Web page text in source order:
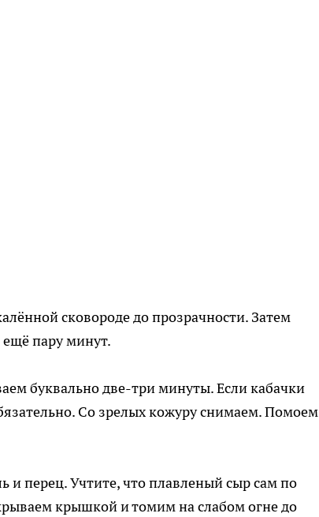
сковороде до прозрачности. Затем
пару минут.
буквально две-три минуты. Если кабачки
Со зрелых кожуру снимаем. Помоем
и перец. Учтите, что плавленый сыр сам по
крышкой и томим на слабом огне до